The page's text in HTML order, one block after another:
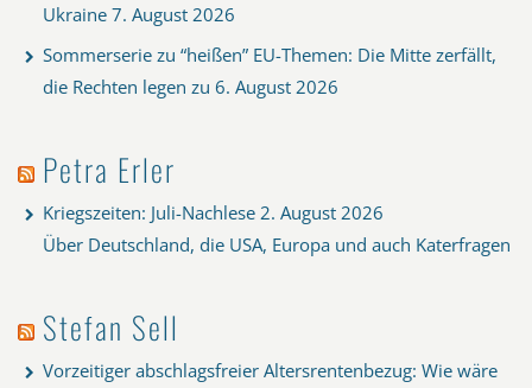
Ukraine 7. August 2026
Sommerserie zu “heißen” EU-Themen: Die Mitte zerfällt,
die Rechten legen zu 6. August 2026
Petra Erler
Kriegszeiten: Juli-Nachlese 2. August 2026
Über Deutschland, die USA, Europa und auch Katerfragen
Stefan Sell
Vorzeitiger abschlagsfreier Altersrentenbezug: Wie wäre